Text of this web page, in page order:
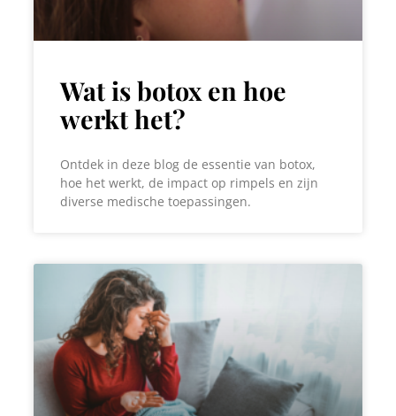
Wat is botox en hoe
werkt het?
Ontdek in deze blog de essentie van botox,
hoe het werkt, de impact op rimpels en zijn
diverse medische toepassingen.